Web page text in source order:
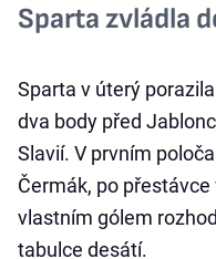
Sparta zvládla
Sparta v úterý
dva body před
Slavií. V prvním
Čermák, po
vlastním gólem
tabulce desátí.